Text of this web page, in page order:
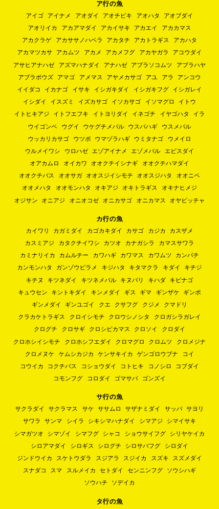
ア行の魚
アイゴ アイナメ アオダイ アオチビキ アオハタ
アオブダイ
アオリイカ
アカアマダイ アカイサキ アカエイ
アカカマス
アカクラゲ
アカササノハベラ アカタチ アカトラギス
アカハタ
アカマツカサ
アカムツ アカメ アカメフグ アカヤガラ
アコウダイ
アサヒアナハゼ
アズマハナダイ アナハゼ アブラソコムツ
アブラハヤ
アブラボウズ
アマゴ アメマス アヤメカサゴ アユ アラ
アンコウ
イイダコ
イカナゴ イサキ イシガキダイ イシガキフグ
イシガレイ
イシダイ
イスズミ イズカサゴ イソカサゴ イソマグロ
イトウ
イトヒキアジ
イトフエフキ イトヨリダイ イネゴチ イヤゴハタ
イラ
ウイゴンベ
ウグイ ウケグチメバル ウスバハギ
ウスメバル
ウッカリカサゴ
ウツボ ウマヅラハギ ウミタナゴ
ウメイロ
ウルメイワシ
ウロハゼ エゾアイナメ エゾメバル
エビスダイ
オアカムロ
オイカワ オオクチイシナギ
オオクチハマダイ
オオクチバス
オオサガ オオスジイシモチ オオスジハタ
オオニベ
オオメハタ
オオモンハタ オキアジ オキトラギス
オキナヒメジ
オジサン
オニアジ オニオコゼ オニカサゴ オニカマス オヤビッチャ
カ行の魚
カイワリ カガミダイ カゴカキダイ カサゴ カジカ
カスザメ
カスミアジ
カタクチイワシ カツオ カナガシラ
カマスサワラ
カミナリイカ
カムルチー カワハギ カワマス カワムツ
カンパチ
カンモンハタ
ガンゾウビラメ キジハタ キタマクラ キダイ
キチジ
キチヌ
キツネダイ キツネメバル キヌバリ キハダ
キビナゴ
キュウセン
キントキダイ キンメダイ ギス ギマ ギンザケ
ギンポ
ギンメダイ
ギンユゴイ クエ クサフグ クジメ
クマドリ
クラカケトラギス
クロイシモチ クロウシノシタ
クロガシラガレイ
クログチ
クロサギ クロシビカマス クロソイ
クロダイ
クロホシイシモチ
クロホシフエダイ クロマグロ クロムツ
クロメジナ
クロメヌケ
ケムシカジカ ケンサキイカ ゲンゴロウブナ
コイ
コウイカ
コクチバス コショウダイ コトヒキ コノシロ
コブダイ
コモンフグ
コロダイ ゴマサバ ゴンズイ
サ行の魚
サクラダイ サクラマス サケ ササムロ サザナミダイ サッパ サヨリ
サワラ
サンマ シイラ シキシマハナダイ シマアジ
シマイサキ
シマガツオ
シマゾイ シマフグ シャコ ショウサイフグ
シリヤケイカ
シロアマダイ
シロギス シログチ シロサバフグ
シロダイ
ジンドウイカ
スケトウダラ スジアラ スジイカ スズキ
スズメダイ
スナダコ
スマ スルメイカ セトダイ センニンフグ
ソウシハギ
ソウハチ
ソデイカ
タ行の魚